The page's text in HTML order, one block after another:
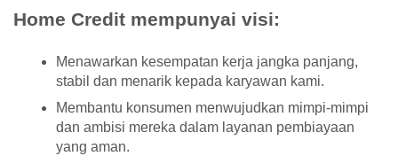
Home Credit mempunyai visi:
Menawarkan kesempatan kerja jangka panjang,
stabil dan menarik kepada karyawan kami.
Membantu konsumen menwujudkan mimpi-mimpi
dan ambisi mereka dalam layanan pembiayaan
yang aman.